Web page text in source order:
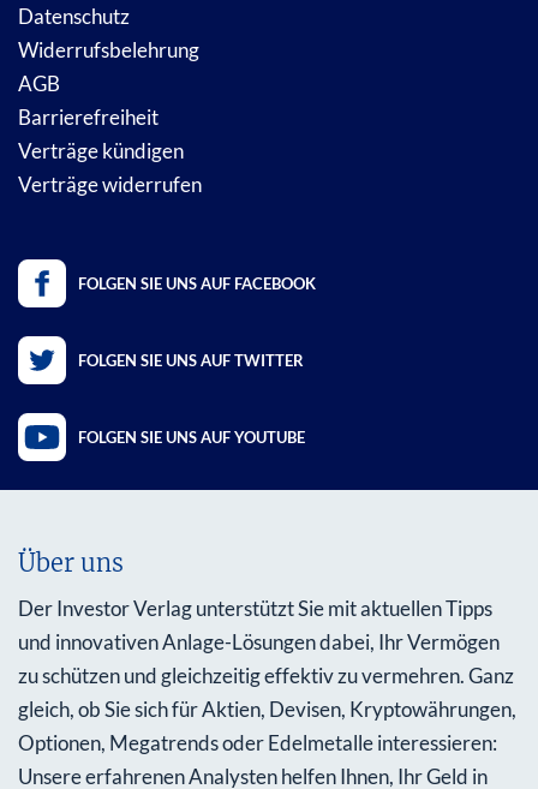
Datenschutz
Widerrufsbelehrung
AGB
Barrierefreiheit
Verträge kündigen
Verträge widerrufen
FOLGEN SIE UNS AUF FACEBOOK
FOLGEN SIE UNS AUF TWITTER
FOLGEN SIE UNS AUF YOUTUBE
Über uns
Der Investor Verlag unterstützt Sie mit aktuellen Tipps
und innovativen Anlage-Lösungen dabei, Ihr Vermögen
zu schützen und gleichzeitig effektiv zu vermehren. Ganz
gleich, ob Sie sich für Aktien, Devisen, Kryptowährungen,
Optionen, Megatrends oder Edelmetalle interessieren:
Unsere erfahrenen Analysten helfen Ihnen, Ihr Geld in